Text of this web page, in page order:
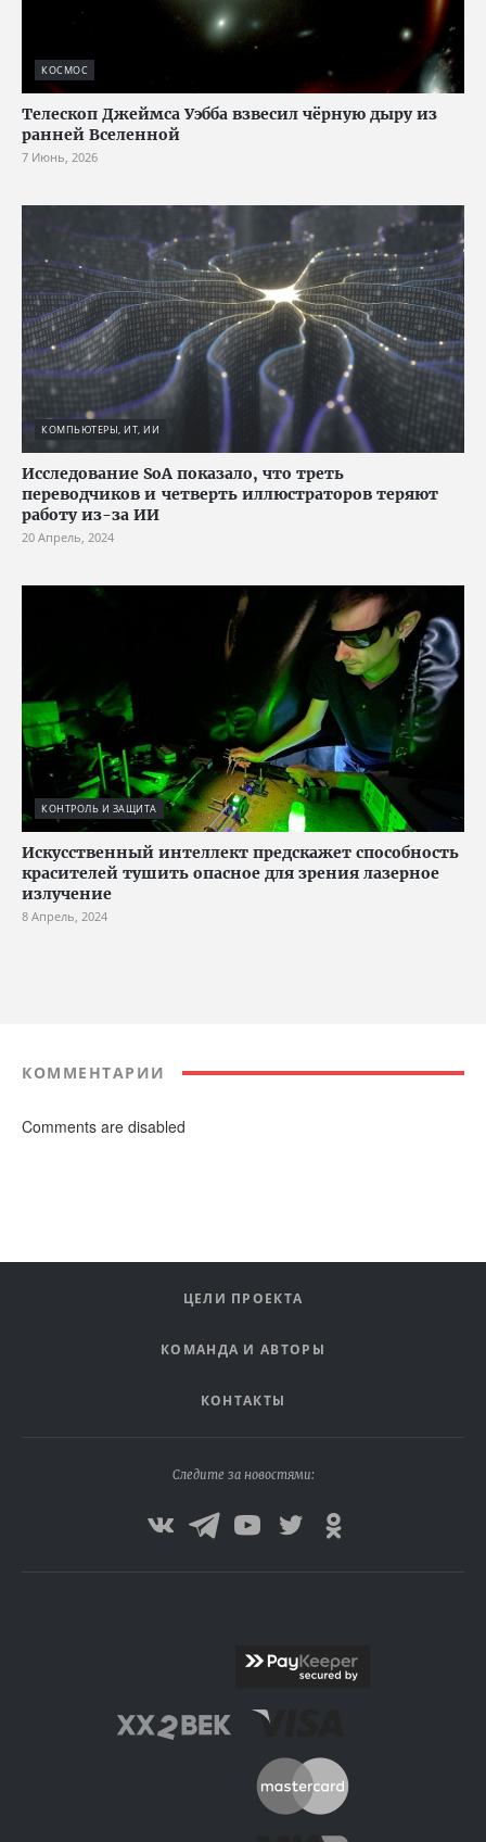
КОСМОС
Телескоп Джеймса Уэбба взвесил чёрную дыру из
ранней Вселенной
7 Июнь, 2026
КОМПЬЮТЕРЫ, ИТ, ИИ
Исследование SoA показало, что треть
переводчиков и четверть иллюстраторов теряют
работу из-за ИИ
20 Апрель, 2024
КОНТРОЛЬ И ЗАЩИТА
Искусственный интеллект предскажет способность
красителей тушить опасное для зрения лазерное
излучение
8 Апрель, 2024
КОММЕНТАРИИ
Comments are disabled
ЦЕЛИ ПРОЕКТА
КОМАНДА И АВТОРЫ
КОНТАКТЫ
Следите за новостями: